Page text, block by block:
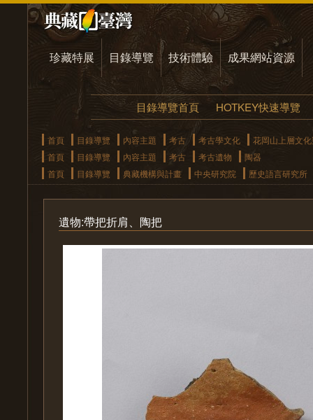
珍藏特展 目錄導覽 技術體驗 成果網站資源
目錄導覽首頁 HOTKEY快速導覽
首頁 目錄導覽 內容主題 考古 考古學文化
花岡山上層文
首頁
目錄導覽 內容主題 考古 考古遺物
陶器
首頁
目錄導覽 典藏機構與計畫 中央研究院 歷史語言研究所
遺物:帶把折肩、陶把